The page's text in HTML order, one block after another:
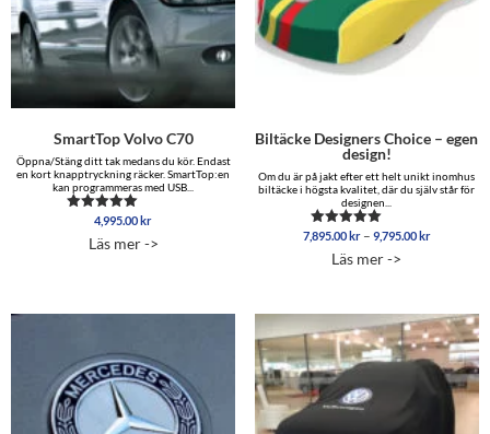
SmartTop Volvo C70
Öppna/Stäng ditt tak medans du kör. Endast
en kort knapptryckning räcker. SmartTop:en
kan programmeras med USB...
Betygsatt
av 5
4,995.00 kr
Läs mer ->
Biltäcke Designers Choice – egen
design!
Om du är på jakt efter ett helt unikt inomhus
biltäcke i högsta kvalitet, där du själv står för
designen...
Betygsatt
av 5
7,895.00 kr – 9,795.00 kr
Läs mer ->